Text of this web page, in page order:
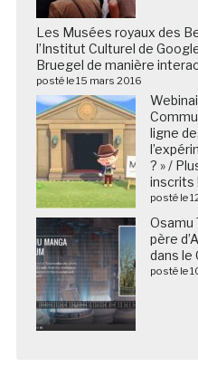
Les Musées royaux des
l’Institut Culturel de
Bruegel de manière
posté le 15 mars 2016
ligne
? » /
inscrits !
posté le
Osamu
père
dans le
posté le